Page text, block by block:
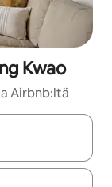
Kwao
Airbnb:ltä
alas-